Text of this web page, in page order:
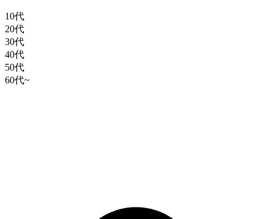
10代
20代
30代
40代
50代
60代~